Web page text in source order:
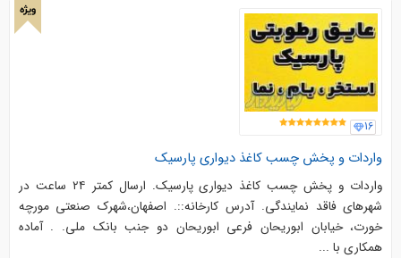
ویژه
16
واردات و پخش چسب کاغذ دیواری پارسیک
واردات و پخش چسب کاغذ دیواری پارسیک. ‎ارسال کمتر ۲۴ ساعت در
شهرهای فاقد نمایندگی. ‎آدرس کارخانه::. ‎اصفهان،شهرک صنعتی مورچه
خورت، خیابان ابوریحان فرعی ابوریحان دو جنب بانک ملی. . ‎آماده
همکاری با ...